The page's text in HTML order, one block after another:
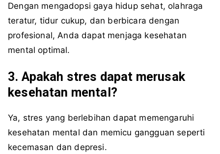
Dengan mengadopsi gaya hidup sehat, olahraga
teratur, tidur cukup, dan berbicara dengan
profesional, Anda dapat menjaga kesehatan
mental optimal.
3. Apakah stres dapat merusak
kesehatan mental?
Ya, stres yang berlebihan dapat memengaruhi
kesehatan mental dan memicu gangguan seperti
kecemasan dan depresi.